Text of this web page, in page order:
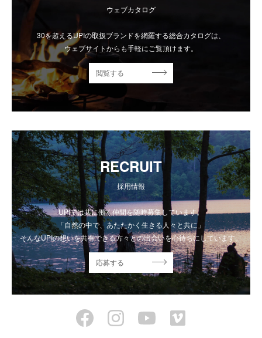
ウェブカタログ
30を超えるUPIの取扱ブランドを網羅する総合カタログは、
ウェブサイトからも手軽にご覧頂けます。
閲覧する
RECRUIT
採用情報
UPIでは共に働く仲間を随時募集しています。
「自然の中で、あたたかく生きる人々と共に」
そんなUPIの想いを共有できる方々との出会いを心待ちにしています。
応募する